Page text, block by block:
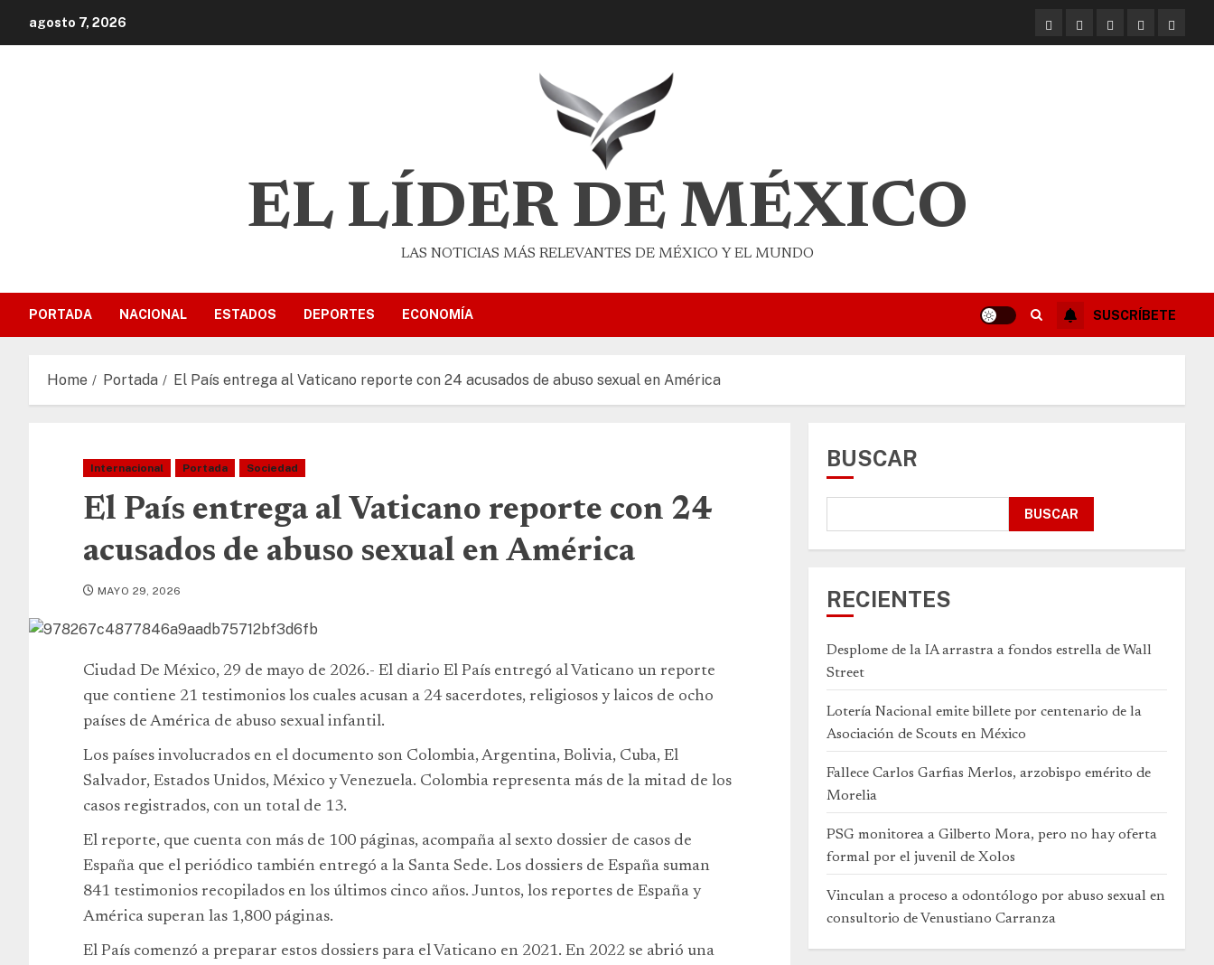
agosto 7, 2026
EL LÍDER DE MÉXICO
LAS NOTICIAS MÁS RELEVANTES DE MÉXICO Y EL MUNDO
PORTADA NACIONAL ESTADOS DEPORTES ECONOMÍA SUSCRÍBETE
Home Portada El País entrega al Vaticano reporte con 24 acusados de abuso sexual en América
Internacional Portada Sociedad
El País entrega al Vaticano reporte con 24
acusados de abuso sexual en América
MAYO 29, 2026
Ciudad De México, 29 de mayo de 2026.- El diario El País entregó al Vaticano un reporte
que contiene 21 testimonios los cuales acusan a 24 sacerdotes, religiosos y laicos de ocho
países de América de abuso sexual infantil.
Los países involucrados en el documento son Colombia, Argentina, Bolivia, Cuba, El
Salvador, Estados Unidos, México y Venezuela. Colombia representa más de la mitad de los
casos registrados, con un total de 13.
El reporte, que cuenta con más de 100 páginas, acompaña al sexto dossier de casos de
España que el periódico también entregó a la Santa Sede. Los dossiers de España suman
841 testimonios recopilados en los últimos cinco años. Juntos, los reportes de España y
América superan las 1,800 páginas.
El País comenzó a preparar estos dossiers para el Vaticano en 2021. En 2022 se abrió una
BUSCAR
BUSCAR
RECIENTES
Desplome de la IA arrastra a fondos estrella de Wall
Street
Lotería Nacional emite billete por centenario de la
Asociación de Scouts en México
Fallece Carlos Garfias Merlos, arzobispo emérito de
Morelia
PSG monitorea a Gilberto Mora, pero no hay oferta
formal por el juvenil de Xolos
Vinculan a proceso a odontólogo por abuso sexual en
consultorio de Venustiano Carranza